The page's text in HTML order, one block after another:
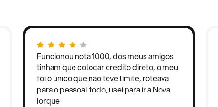
Funcionou nota 1000, dos meus amigos
tinham que colocar credito direto, o meu
foi o único que não teve limite, roteava
para o pessoal todo, usei para ir a Nova
Iorque